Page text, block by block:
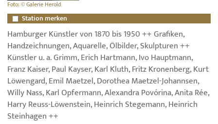
Foto: © Galerie Herold
Station merken
Hamburger Künstler von 1870 bis 1950 ++ Grafiken,
Handzeichnungen, Aquarelle, Ölbilder, Skulpturen ++
Künstler u. a. Grimm, Erich Hartmann, Ivo Hauptmann,
Franz Kaiser, Paul Kayser, Karl Kluth, Fritz Kronenberg, Kurt
Löwengard, Emil Maetzel, Dorothea Maetzel-Johannsen,
Willy Nass, Karl Opfermann, Alexandra Povórina, Anita Rée,
Harry Reuss-Löwenstein, Heinrich Stegemann, Heinrich
Steinhagen ++